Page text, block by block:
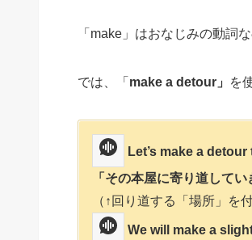
「make」はおなじみの動詞
では、「 make a detour」 を
Let’s make a
「その本屋に寄り道してい
（↑回り道する「場所」を
We will make a